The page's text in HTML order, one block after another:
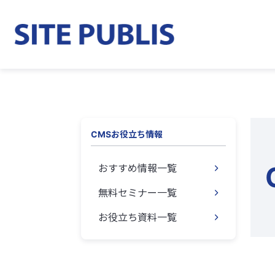
CMSお役立ち情報
おすすめ情報一覧
無料セミナー一覧
お役立ち資料一覧